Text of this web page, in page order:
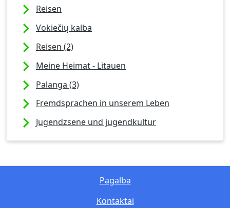
Reisen
Vokiečių kalba
Reisen (2)
Meine Heimat - Litauen
Palanga (3)
Fremdsprachen in unserem Leben
Jugendzsene und jugendkultur
Kontaktai
Pagalba